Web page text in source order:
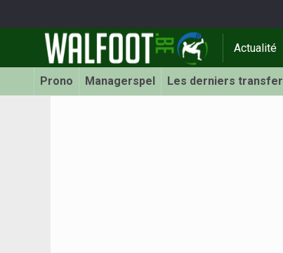
Actualité
Prono Managerspel Les derniers